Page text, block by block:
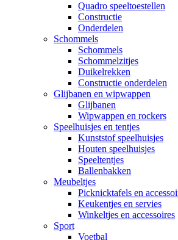
Quadro speeltoestellen
Constructie
Onderdelen
Schommels
Schommels
Schommelzitjes
Duikelrekken
Constructie onderdelen
Glijbanen en wipwappen
Glijbanen
Wipwappen en rockers
Speelhuisjes en tentjes
Kunststof speelhuisjes
Houten speelhuisjes
Speeltentjes
Ballenbakken
Meubeltjes
Picknicktafels en
Keukentjes en servies
Winkeltjes en accessoires
Sport
Voetbal